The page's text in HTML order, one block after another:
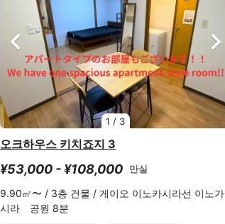
1 / 3
오크하우스 키치죠지 3
¥53,000 - ¥108,000 만실
9.90㎡〜 / 3층 건물 / 게이오 이노카시라선 이노가
시라 공원 8분